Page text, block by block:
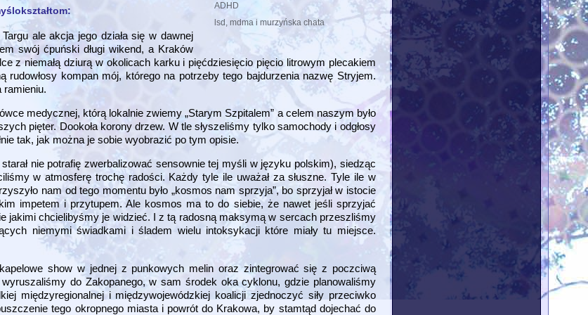
ADHD
lsd, mdma i murzyńska chata
ale akcja jego działa się w dawnej
swój ćpuński długi wikend, a Kraków
z niemałą dziurą w okolicach karku i pięćdziesięcio pięcio litrowym plecakiem
kompan mój, którego na potrzeby tego bajdurzenia nazwę Stryjem.
ramieniu.
medycznej, którą lokalnie zwiemy „Starym Szpitalem” a celem naszym było
pięter. Dookoła korony drzew. W tle słyszeliśmy tylko samochody i odgłosy
tak, jak można je sobie wyobrazić po tym opisie.
nie potrafię zwerbalizować sensownie tej myśli w języku polskim), siedząc
w atmosferę trochę radości. Każdy tyle ile uważał za słuszne. Tyle ile w
nam od tego momentu było „kosmos nam sprzyja”, bo sprzyjał w istocie
impetem i przytupem. Ale kosmos ma to do siebie, że nawet jeśli sprzyjać
jakimi chcielibyśmy je widzieć. I z tą radosną maksymą w sercach przeszliśmy
niemymi świadkami i śladem wielu intoksykacji które miały tu miejsce.
show w jednej z punkowych melin oraz zintegrować się z poczciwą
do Zakopanego, w sam środek oka cyklonu, gdzie planowaliśmy
międzyregionalnej i międzywojewódzkiej koalicji zjednoczyć siły przeciwko
tego okropnego miasta i powrót do Krakowa, by stamtąd dojechać do